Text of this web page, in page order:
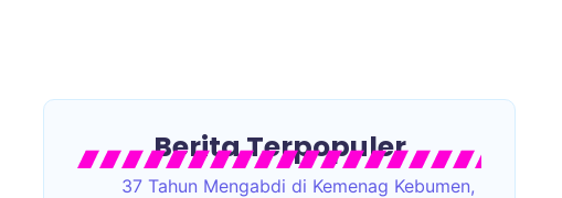
Berita Terpopuler
37 Tahun Mengabdi di Kemenag Kebumen,